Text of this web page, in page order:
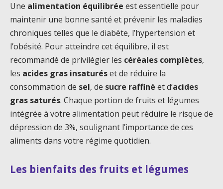
Une alimentation équilibrée est essentielle pour
maintenir une bonne santé et prévenir les maladies
chroniques telles que le diabète, l’hypertension et
l’obésité. Pour atteindre cet équilibre, il est
recommandé de privilégier les céréales complètes,
les acides gras insaturéset de réduire la
consommation de sel, de sucre raffiné et d’acides
gras saturés. Chaque portion de fruits et légumes
intégrée à votre alimentation peut réduire le risque de
dépression de 3%, soulignant l’importance de ces
aliments dans votre régime quotidien.
Les bienfaits des fruits et légumes